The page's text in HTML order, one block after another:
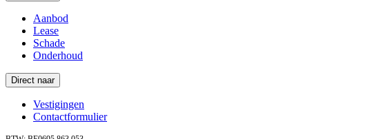
Aanbod
Lease
Schade
Onderhoud
Direct naar
Vestigingen
Contactformulier